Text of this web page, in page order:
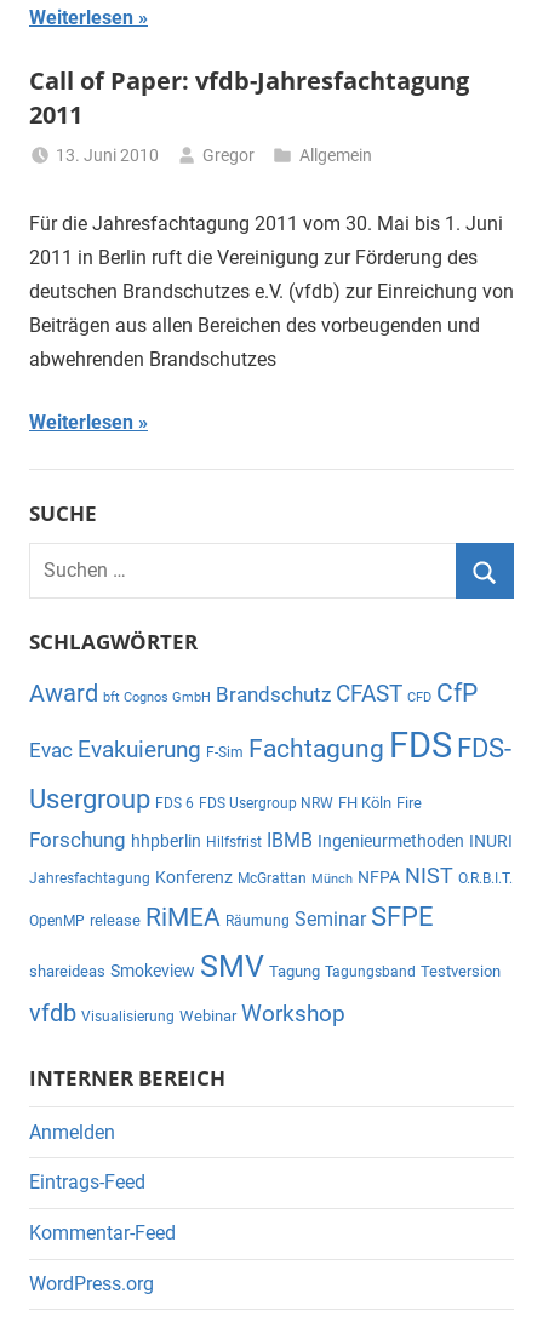
Weiterlesen
Call of Paper: vfdb-Jahresfachtagung
2011
13. Juni 2010 Gregor Allgemein
Für die Jahresfachtagung 2011 vom 30. Mai bis 1. Juni
2011 in Berlin ruft die Vereinigung zur Förderung des
deutschen Brandschutzes e.V. (vfdb) zur Einreichung von
Beiträgen aus allen Bereichen des vorbeugenden und
abwehrenden Brandschutzes
Weiterlesen
SUCHE
Suchen
SCHLAGWÖRTER
Award bft Cognos GmbH Brandschutz CFAST CFD CfP
Evac Evakuierung F-Sim Fachtagung FDS FDS-
Usergroup FDS 6 FDS Usergroup NRW FH Köln Fire
Forschung hhpberlin Hilfsfrist IBMB Ingenieurmethoden INURI
Jahresfachtagung Konferenz McGrattan Münch NFPA NIST O.R.B.I.T.
OpenMP release RiMEA Räumung Seminar SFPE
shareideas Smokeview SMV Tagung Tagungsband Testversion
vfdb Visualisierung Webinar Workshop
INTERNER BEREICH
Anmelden
Eintrags-Feed
Kommentar-Feed
WordPress.org